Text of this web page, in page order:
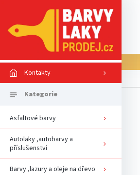
Kontakty
Asfaltové barvy
Autolaky ,autobarvy a
příslušenství
Barvy ,lazury a oleje na dřevo